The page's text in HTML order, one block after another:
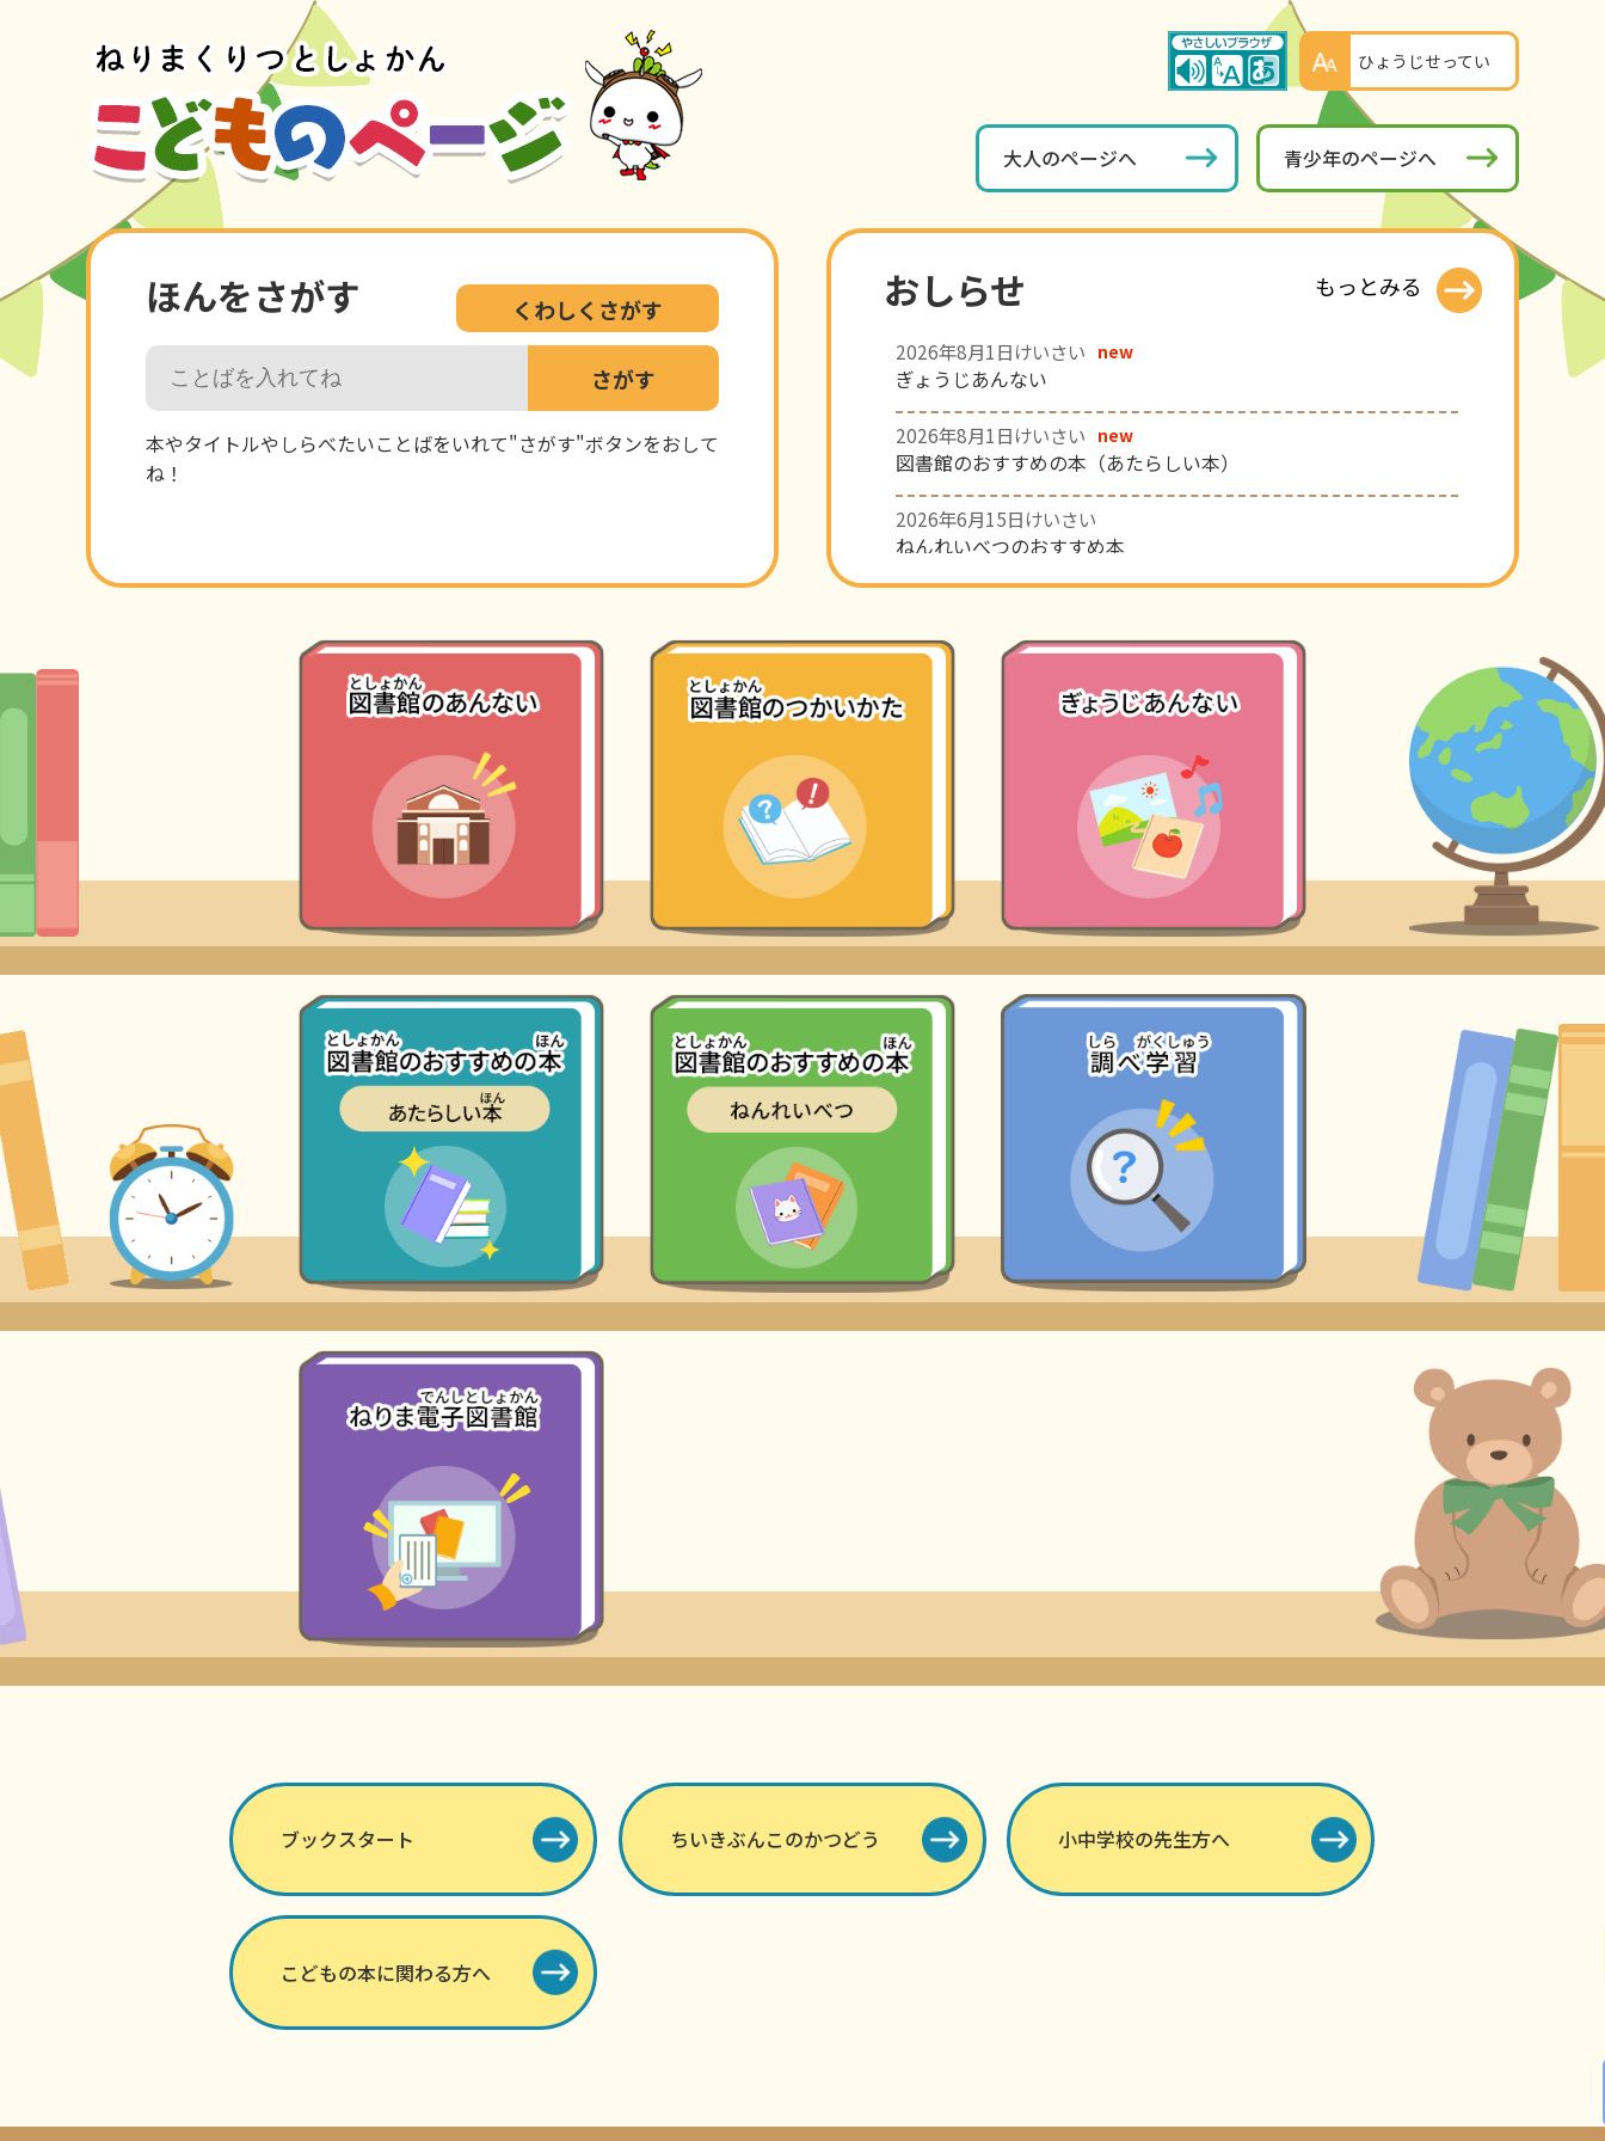
大人のページへ 青少年のページへ
ひょうじせってい
ほんをさがす くわしくさがす
本やタイトルやしらべたいことばをいれて"さがす"ボタンをおして
ね！
おしらせ もっとみる
2026年8月1日けいさい new
ぎょうじあんない
2026年8月1日けいさい new
図書館のおすすめの本（あたらしい本）
2026年6月15日けいさい
ねんれいべつのおすすめ本